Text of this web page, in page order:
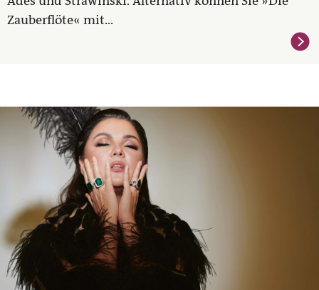
Zauberflöte« mit...